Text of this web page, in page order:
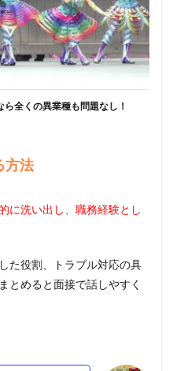
全くの異業種も問題なし！
方法
に洗い出し、職務経験とし
た役割、トラブル対応の具
とめると面接で話しやすく